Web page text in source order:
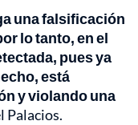
una falsificación
lo tanto, en el
pues ya
está
y violando una
Palacios.